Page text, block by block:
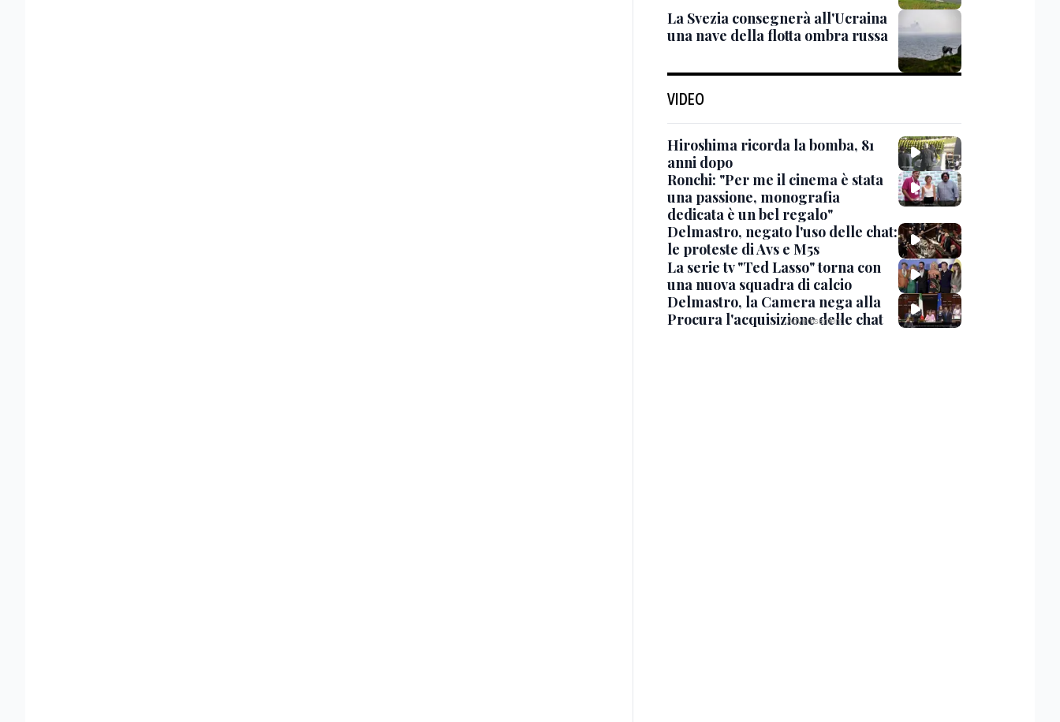
La Svezia consegnerà all'Ucraina
una nave della flotta ombra russa
VIDEO
Hiroshima ricorda la bomba, 81
anni dopo
Ronchi: "Per me il cinema è stata
una passione, monografia
dedicata è un bel regalo"
Delmastro, negato l'uso delle chat:
le proteste di Avs e M5s
La serie tv "Ted Lasso" torna con
una nuova squadra di calcio
Delmastro, la Camera nega alla
Procura l'acquisizione delle chat